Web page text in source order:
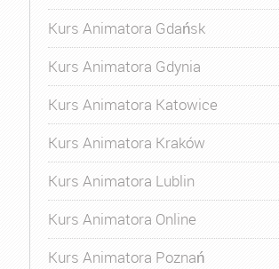
Kurs Animatora Gdańsk
Kurs Animatora Gdynia
Kurs Animatora Katowice
Kurs Animatora Kraków
Kurs Animatora Lublin
Kurs Animatora Online
Kurs Animatora Poznań